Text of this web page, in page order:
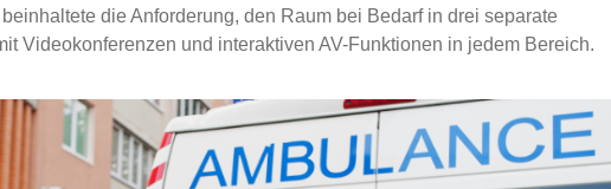
die Anforderung, den Raum bei Bedarf in drei separate
Videokonferenzen und interaktiven AV-Funktionen in jedem Bereich.